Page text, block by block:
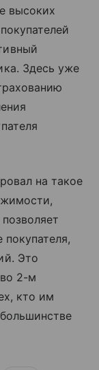
высоких
Здесь уже
на такое
Это
2-м
кто им